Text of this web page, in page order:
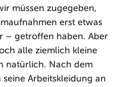
müssen zugegeben,
erst etwas
– getroffen haben. Aber
alle ziemlich kleine
natürlich. Nach dem
Arbeitskleidung an